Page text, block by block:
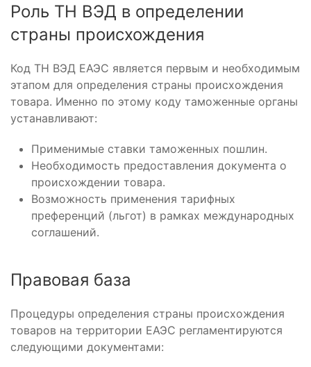
Роль ТН ВЭД в определении
страны происхождения
Код ТН ВЭД ЕАЭС является первым и необходимым
этапом для определения страны происхождения
товара. Именно по этому коду таможенные органы
устанавливают:
Применимые ставки таможенных пошлин.
Необходимость предоставления документа о
происхождении товара.
Возможность применения тарифных
преференций (льгот) в рамках международных
соглашений.
Правовая база
Процедуры определения страны происхождения
товаров на территории ЕАЭС регламентируются
следующими документами: